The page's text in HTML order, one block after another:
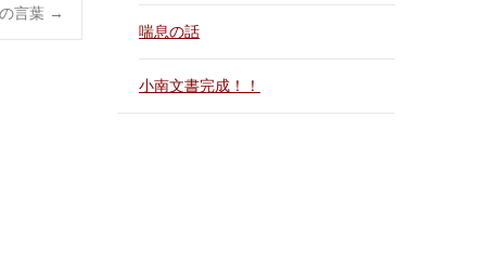
言葉 →
喘息の話
小南文書完成！！